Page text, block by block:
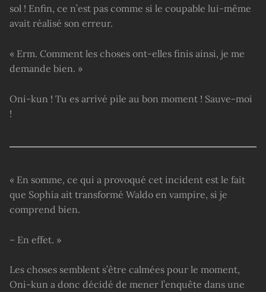
sol ! Enfin, ce n’est pas comme si le coupable lui-même
avait réalisé son erreur.
« Erm. Comment les choses ont-elles finis ainsi, je me
demande bien. »
Oni-kun ! Tu es arrivé pile au bon moment ! Sauve-moi
!
« En somme, ce qui a provoqué cet incident est le fait
que Sophia ait transformé Waldo en vampire, si je
comprend bien.
– En effet. »
Les choses semblent s’être calmées pour le moment,
Oni-kun a donc décidé de mener l’enquête dans une